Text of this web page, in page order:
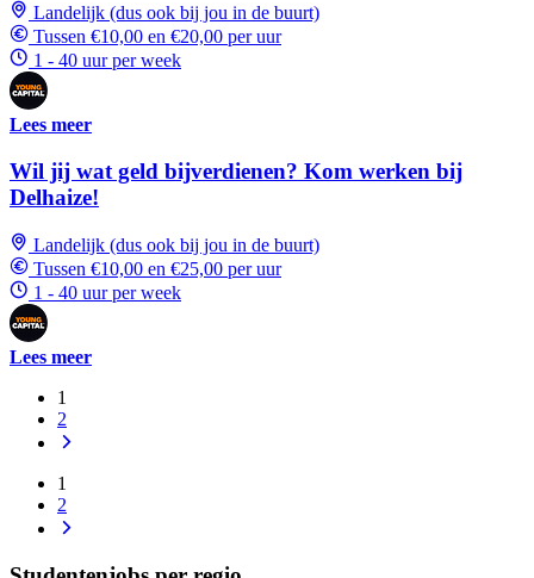
Landelijk (dus ook bij jou in de buurt)
Tussen €10,00 en €20,00 per uur
1 - 40 uur per week
Lees meer
Wil jij wat geld bijverdienen? Kom werken bij
Delhaize!
Landelijk (dus ook bij jou in de buurt)
Tussen €10,00 en €25,00 per uur
1 - 40 uur per week
Lees meer
1
2
1
2